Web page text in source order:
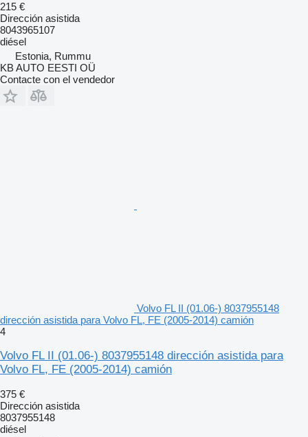
215 €
Dirección asistida
8043965107
diésel
Estonia, Rummu
KB AUTO EESTI OÜ
Contacte con el vendedor
Volvo FL II (01.06-) 8037955148
dirección asistida para Volvo FL, FE (2005-2014) camión
4
Volvo FL II (01.06-) 8037955148 dirección asistida para
Volvo FL, FE (2005-2014) camión
375 €
Dirección asistida
8037955148
diésel